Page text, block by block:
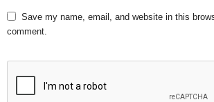
Save my name, email, and website in this
comment.